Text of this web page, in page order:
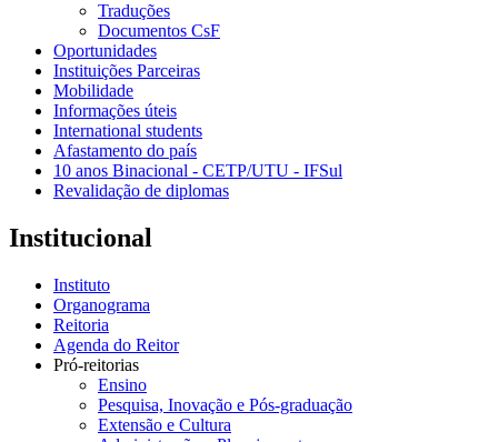
Traduções
Documentos CsF
Oportunidades
Instituições Parceiras
Mobilidade
Informações úteis
International students
Afastamento do país
10 anos Binacional - CETP/UTU - IFSul
Revalidação de diplomas
Institucional
Instituto
Organograma
Reitoria
Agenda do Reitor
Pró-reitorias
Ensino
Pesquisa, Inovação e Pós-graduação
Extensão e Cultura